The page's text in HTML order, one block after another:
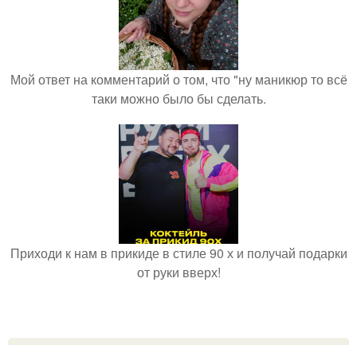
Мой ответ на комментарий о том, что "ну маникюр то всё
таки можно было бы сделать.
Приходи к нам в прикиде в стиле 90 х и получай подарки
от руки вверх!